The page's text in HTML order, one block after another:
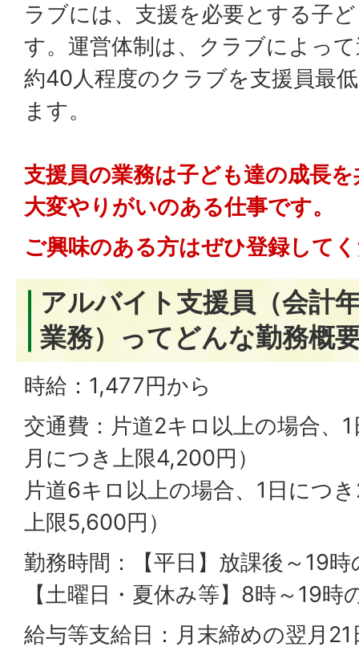
ラブには、支援を必要とする子
す。運営体制は、クラブによっ
約40人程度のクラブを支援員最
ます。
支援員の業務は子ども達の成長
大変やりがいのある仕事です。
ご興味のある方はぜひ登録して
アルバイト支援員（会計
業務）ってどんな勤務概
時給：1,477円から
交通費：片道2キロ以上の場合、
月につき上限4,200円）
片道6キロ以上の場合、1日につ
上限5,600円）
勤務時間：【平日】放課後～19
【土曜日・夏休み等】8時～19時
給与等支給日：月末締めの翌月